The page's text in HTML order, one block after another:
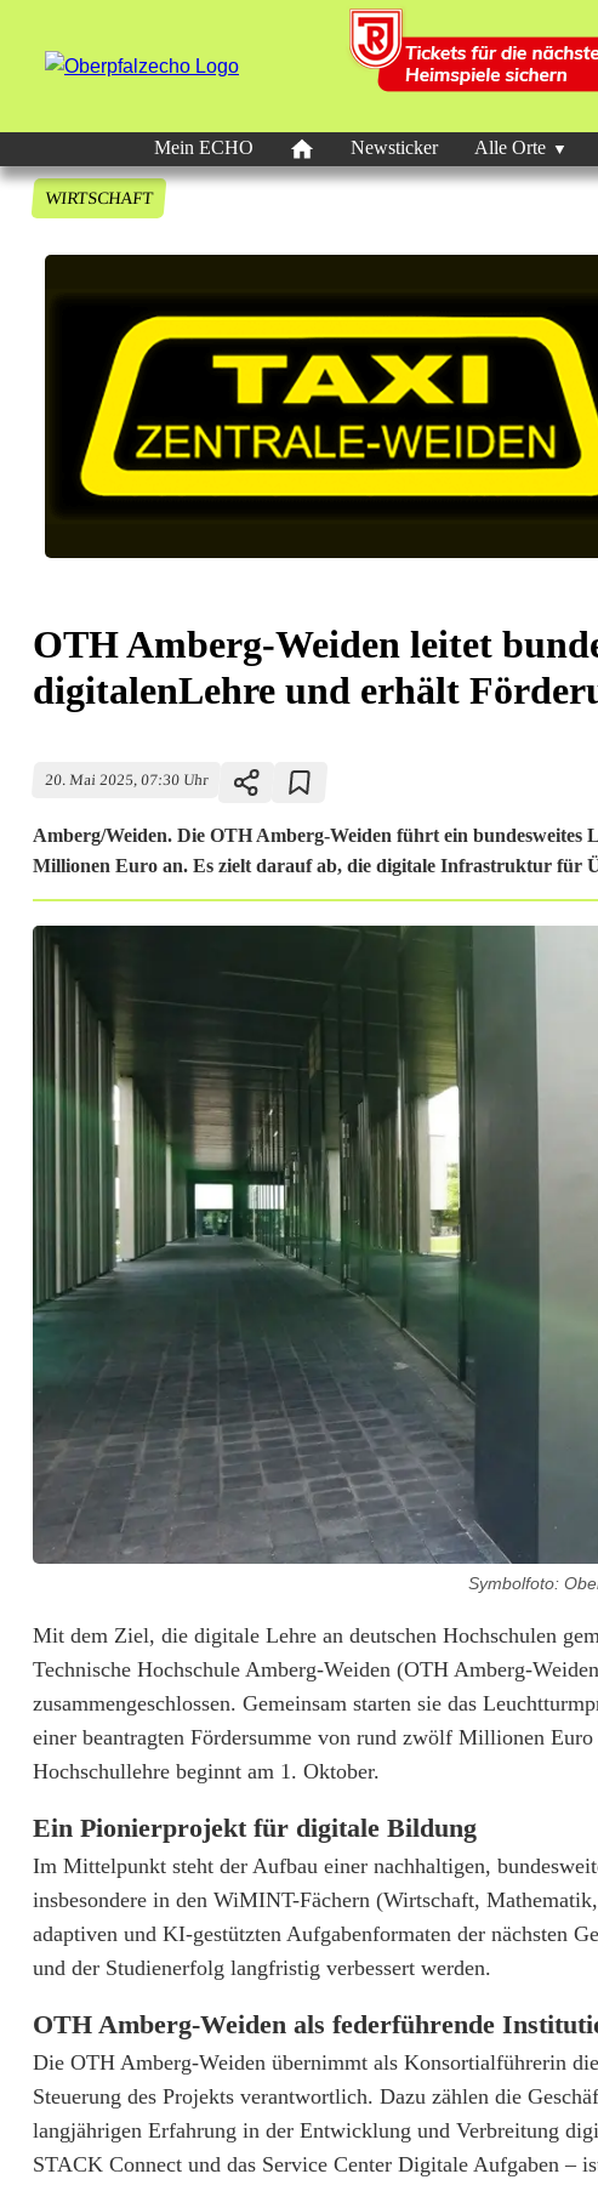
Mein ECHO Newsticker Alle Orte
WIRTSCHAFT
OTH Amberg-Weiden leitet
digitalenLehre und erhält
20. Mai 2025, 07:30 Uhr
Amberg/Weiden. Die OTH Amberg-Weiden führt ein
Millionen Euro an. Es zielt darauf ab, die digitale Infrastruktur für
Symbolfoto:
O
T
H
A
m
b
e
r
g
-
W
e
Mit dem Ziel, die digitale Lehre an deutschen Hochschulen
Technische Hochschule Amberg-Weiden (OTH Amberg-
zusammengeschlossen. Gemeinsam starten sie das
einer beantragten Fördersumme von rund zwölf Millionen
Hochschullehre beginnt am 1. Oktober.
Ein Pionierprojekt für digitale Bildung
Im Mittelpunkt steht der Aufbau einer nachhaltigen,
insbesondere in den WiMINT-Fächern (Wirtschaft,
adaptiven und KI-gestützten Aufgabenformaten der nächsten
und der Studienerfolg langfristig verbessert werden.
OTH Amberg-Weiden als federführende
Die OTH Amberg-Weiden übernimmt als Konsortialführerin
Steuerung des Projekts verantwortlich. Dazu zählen die
langjährigen Erfahrung in der Entwicklung und Verbreitung
STACK Connect und das Service Center Digitale Aufgaben –